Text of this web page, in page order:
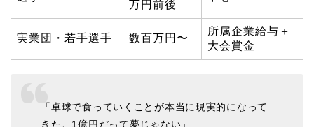
万円前後
実業団・若手選手 数百万円〜
所属企業給与＋
大会賞金
「卓球で食っていくことが本当に現実的になって
きた。1億円だって夢じゃない」